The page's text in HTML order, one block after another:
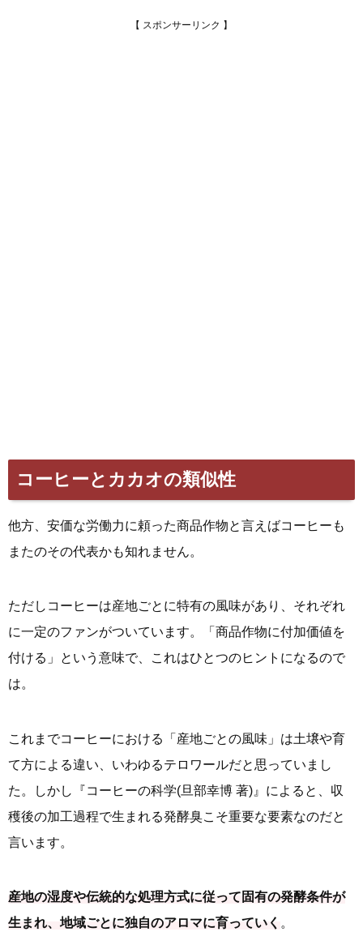
コーヒーとカカオの類似性
他方、安価な労働力に頼った商品作物と言えばコーヒーも
またのその代表かも知れません。
ただしコーヒーは産地ごとに特有の風味があり、それぞれ
に一定のファンがついています。「商品作物に付加価値を
付ける」という意味で、これはひとつのヒントになるので
は。
これまでコーヒーにおける「産地ごとの風味」は土壌や育
て方による違い、いわゆるテロワールだと思っていまし
た。しかし『コーヒーの科学(旦部幸博 著)』によると、収
穫後の加工過程で生まれる発酵臭こそ重要な要素なのだと
言います。
産地の湿度や伝統的な処理方式に従って固有の発酵条件が
生まれ、地域ごとに独自のアロマに育っていく 。